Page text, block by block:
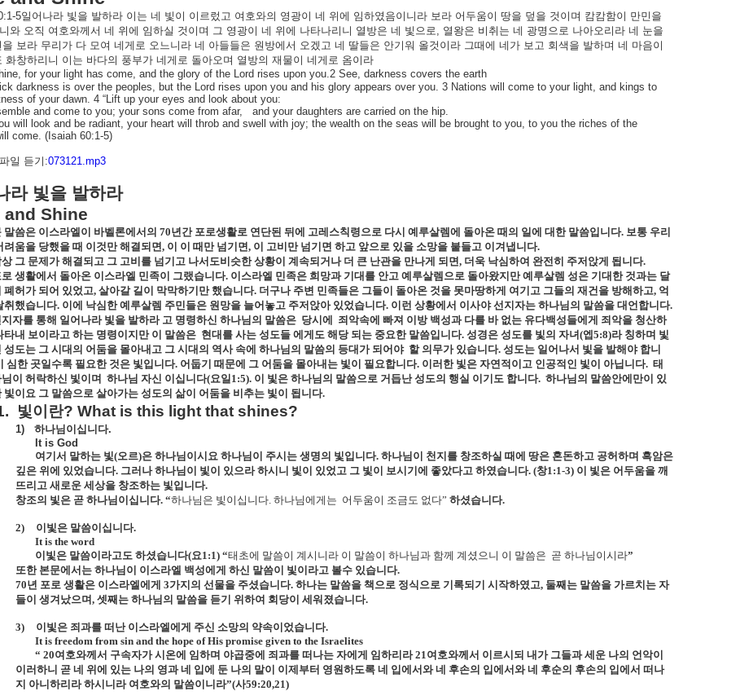
5일어나라 빛을 발하라 이는 네 빛이 이르렀고 여호와의 영광이 네 위에 임하였음이니라 보라 어두움이 땅을 덮을 것이며 캄캄함이 만민을
와 오직 여호와께서 네 위에 임하실 것이며 그 영광이 네 위에 나타나리니 열방은 네 빛으로, 열왕은 비취는 네 광명으로 나아오리라 네 눈을
을 보라 무리가 다 모여 네게로 오느니라 네 아들들은 원방에서 오겠고 네 딸들은 안기워 올것이라 그때에 네가 보고 회색을 발하며 네 마음이
화창하리니 이는 바다의 풍부가 네게로 돌아오며 열방의 재물이 네게로 옴이라
for your light has come, and the glory of the Lord rises upon you.2 See, darkness covers the earth
darkness is over the peoples, but the Lord rises upon you and his glory appears over you. 3 Nations will come to your light, and kings to
of your dawn. 4 “Lift up your eyes and look about you:
and come to you; your sons come from afar,
and your daughters are carried on the hip.
will look and be radiant, your heart will throb and swell with joy; the wealth on the seas will be brought to you, to you the riches of the
come. (Isaiah 60:1-5)
일 듣기:073121.mp3
라 빛을 발하라
Shine
말씀은 이스라엘이 바벨론에서의 70년간 포로생활로 연단된 뒤에 고레스칙령으로 다시 예루살렘에 돌아온 때의 일에 대한 말씀입니다. 보통 우리
려움을 당했을 때 이것만 해결되면, 이 이 때만 넘기면, 이 고비만 넘기면 하고 앞으로 있을 소망을 붙들고 이겨냅니다.
그 문제가 해결되고 그 고비를 넘기고 나서도비슷한 상황이 계속되거나 더 큰 난관을 만나게 되면, 더욱 낙심하여 완전히 주저앉게 됩니다.
생활에서 돌아온 이스라엘 민족이 그랬습니다. 이스라엘 민족은 희망과 기대를 안고 예루살렘으로 돌아왔지만 예루살렘 성은 기대한 것과는 달
폐허가 되어 있었고, 살아갈 길이 막막하기만 했습니다. 더구나 주변 민족들은 그들이 돌아온 것을 못마땅하게 여기고 그들의 재건을 방해하고, 억
취했습니다. 이에 낙심한 예루살렘 주민들은 원망을 늘어놓고 주저앉아 있었습니다. 이런 상황에서 이사야 선지자는 하나님의 말씀을 대언합니다.
자를 통해 일어나라 빛을 발하라 고 명령하신 하나님의 말씀은 당시에
죄악속에 빠져 이방 백성과 다를 바 없는 유다백성들에게 죄악을 청산하
타내 보이라고 하는 명령이지만 이 말씀은 현대를 사는 성도들 에게도 해당 되는 중요한 말씀입니다. 성경은 성도를 빛의 자녀 (엡5:8)라 칭하며 빛
성도는 그 시대의 어둠을 몰아내고 그 시대의 역사 속에 하나님의 말씀의 등대가 되어야 할 의무가 있습니다. 성도는 일어나서 빛을 발해야 합니
심한 곳일수록 필요한 것은 빛입니다. 어둡기 때문에 그 어둠을 몰아내는 빛이 필요합니다. 이러한 빛은 자연적이고 인공적인 빛이 아닙니다. 태
이 허락하신 빛이며
하나님 자신 이십니다(요일1:5). 이 빛은 하나님의 말씀으로 거듭난 성도의 행실 이기도 합니다. 하나님의 말씀안에만이 있
빛이요 그 말씀으로 살아가는 성도의 삶이 어둠을 비추는 빛이 됩니다.
빛이란? What is this light that shines?
1) 하나님이십니다.
It is God
여기서 말하는 빛(오르)은 하나님이시요 하나님이 주시는 생명의 빛입니다. 하나님이 천지를 창조하실 때에 땅은 혼돈하고 공허하며 흑암은
깊은 위에 있었습니다. 그러나 하나님이 빛이 있으라 하시니 빛이 있었고 그 빛이 보시기에 좋았다고 하였습니다. (창1:1-3) 이 빛은 어두움을 깨
뜨리고 새로운 세상을 창조하는 빛입니다.
창조의 빛은 곧 하나님이십 니다. “하나님은 빛이십니다. 하나님에게는 어두움이 조금도 없다” 하셨습니다.
2) 이빛은 말씀이십니다.
It is the word
이빛은 말씀이라고도 하셨습니다(요1:1) “태초에 말씀이 계시니라 이 말씀이 하나님과 함께 계셨으니 이 말씀은 곧 하나님이시라”
또한 본문에서는 하나님이 이스라엘 백성에게 하신 말씀이 빛이라고 볼수 있습니다.
70년 포로 생활은 이스라엘에게 3가지의 선물을 주셨습니다. 하나는 말씀을 책으로 정식으로 기록되기 시작하였고, 둘째는 말씀을 가르치는 자
들이 생겨났으며 , 셋째는 하나님의 말씀을 듣기 위하여 회당이 세워졌습니다.
3) 이빛은 죄과를 떠난 이스라엘에게 주신 소망의 약속이었습니다.
It is freedom from sin and the hope of His promise given to the Israelites
“ 20여호와께서 구속자가 시온에 임하며 야곱중에 죄과를 떠나는 자에게 임하리라21여호와께서 이르시되 내가 그들과 세운 나의 언악이
이러하니 곧 네 위에 있는 나의 영과 네 입에 둔 나의 말이 이제부터 영원하도록 네 입에서와 네 후손의 입에서와 네 후순의 후손의 입에서 떠나
지 아니하리라 하시니라 여호와의 말씀이니라”(사59:20,21)